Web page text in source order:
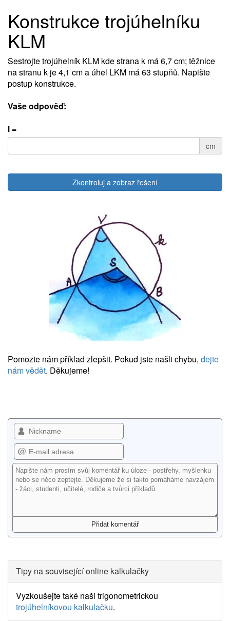
Konstrukce trojúhelníku
KLM
Sestrojte trojúhelník KLM kde strana k má 6,7 cm; těžnice
na stranu k je 4,1 cm a úhel LKM má 63 stupňů. Napište
postup konstrukce.
Vaše odpověď:
l =
cm
Zkontroluj a zobraz řešení
Pomozte nám příklad zlepšit. Pokud jste našli chybu, dejte
nám vědět. Děkujeme!
Tipy na související online kalkulačky
Vyzkoušejte také naši trigonometrickou
trojúhelníkovou kalkulačku.